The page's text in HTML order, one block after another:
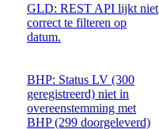
GLD: REST API lijkt niet
correct te filteren op
datum.
BHP: Status LV (300
geregistreerd) niet in
overeenstemming met
BHP (299 doorgeleverd)